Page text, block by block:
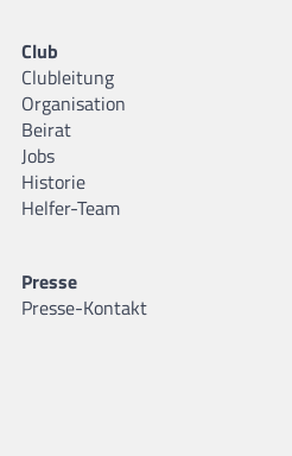
Club
Clubleitung
Organisation
Beirat
Jobs
Historie
Helfer-Team
Presse
Presse-Kontakt